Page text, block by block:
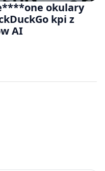
okulary
kpi z
AI